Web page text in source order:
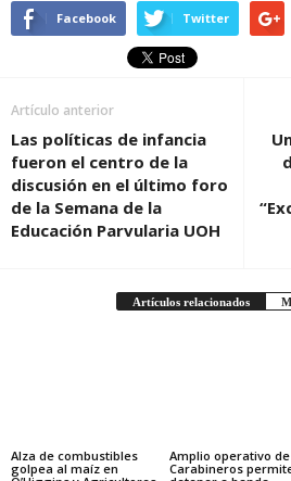
Facebook Twitter
Artículo anterior
Las políticas de infancia
fueron el centro de la
discusión en el último foro
de la Semana de la
Educación Parvularia UOH
Artículos relacionados
Alza de combustibles
golpea al maíz en
Amplio operativo de
Carabineros